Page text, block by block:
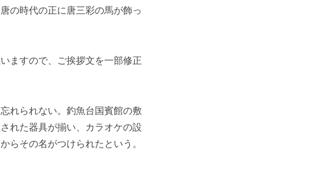
の時代の正に唐三彩の馬が飾っ
ますので、ご挨拶文を一部修正
れられない。釣魚台国賓館の敷
れた器具が揃い、カラオケの設
らその名がつけられたという。